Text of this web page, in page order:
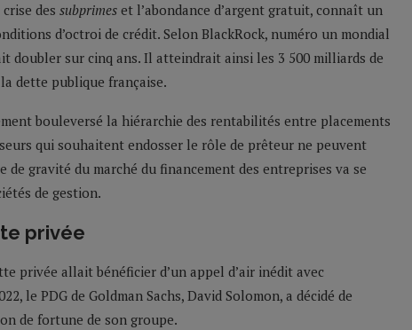
des subprimes et l’abondance d’argent gratuit, connaît un
d’octroi de crédit. Selon BlackRock, numéro un mondial
doubler sur cinq ans. Il atteindrait ainsi les 3 500 milliards de
la dette publique française.
bouleversé la hiérarchie des rentabilités entre placements
qui souhaitent endosser le rôle de prêteur ne peuvent
de gravité du marché du financement des entreprises va se
de gestion.
privée
privée allait bénéficier d’un appel d’air inédit avec
le PDG de Goldman Sachs, David Solomon, a décidé de
de fortune de son groupe.